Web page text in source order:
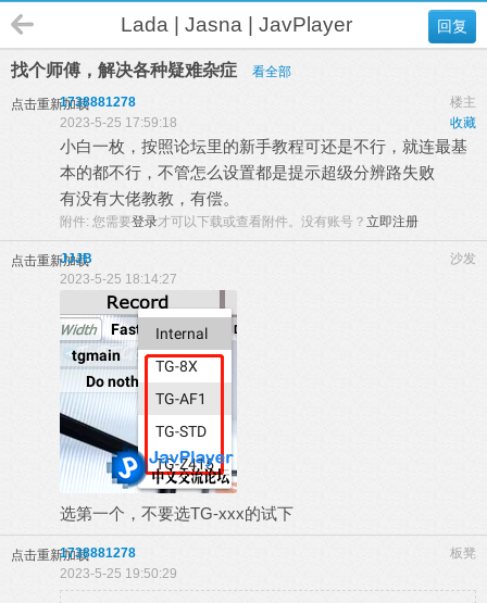
回复
Lada | Jasna | JavPlayer
找个师傅，解决各种疑难杂症 看全部
点击重新加载 楼主
1738881278
收藏
2023-5-25 17:59:18
小白一枚，按照论坛里的新手教程可还是不行，就连最基
本的都不行，不管怎么设置都是提示超级分辨路失败
有没有大佬教教，有偿。
附件: 您需要登录才可以下载或查看附件。没有账号？ 立即注册
点击重新加载 沙发
JJJB
2023-5-25 18:14:27
选第一个，不要选TG-xxx的试下
点击重新加载 板凳
1738881278
2023-5-25 19:50:29